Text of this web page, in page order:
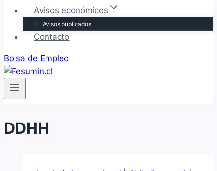
Avisos económicos
Avisos publicados
Contacto
Bolsa de Empleo
DDHH